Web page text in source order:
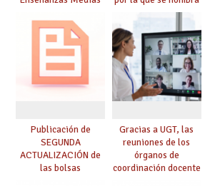
funcionarios/as en
prácticas, se regulan
dichas prácticas y se
convoca acto público
de adjudicación
Publicación de
SEGUNDA
ACTUALIZACIÓN de
las bolsas
Gracias a UGT, las
reuniones de los
órganos de
coordinación docente